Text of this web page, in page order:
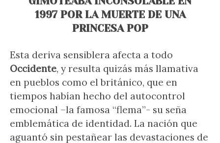
1997 POR LA MUERTE DE UNA
PRINCESA POP
Esta deriva sensiblera afecta a todo
Occidente, y resulta quizás más llamativa
en pueblos como el británico, que en
tiempos habían hecho del autocontrol
emocional –la famosa “flema”- su seña
emblemática de identidad. La nación que
aguantó sin pestañear las devastaciones de